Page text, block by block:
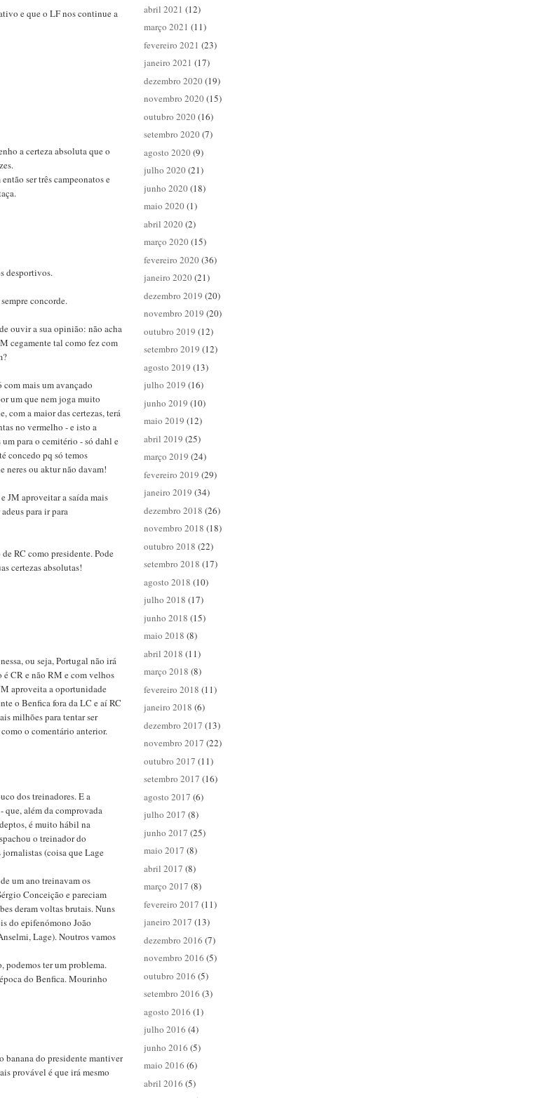
e que o LF nos continue a
a certeza absoluta que o
ser três campeonatos e
desportivos.
concorde.
ouvir a sua opinião: não acha
cegamente tal como fez com
mais um avançado
um que nem joga muito
com a maior das certezas, terá
no vermelho - e isto a
para o cemitério - só dahl e
concedo pq só temos
neres ou aktur não davam!
JM aproveitar a saída mais
para ir para
RC como presidente. Pode
certezas absolutas!
ou seja, Portugal não irá
é CR e não RM e com velhos
aproveita a oportunidade
o Benfica fora da LC e aí RC
milhões para tentar ser
o comentário anterior.
dos treinadores. E a
que, além da comprovada
é muito hábil na
o treinador do
(coisa que Lage
um ano treinavam os
Conceição e pareciam
deram voltas brutais. Nuns
do epifenómono João
Lage). Noutros vamos
podemos ter um problema.
do Benfica. Mourinho
banana do presidente mantiver
provável é que irá mesmo
abril 2021 (12)
março 2021 (11)
fevereiro 2021 (23)
janeiro 2021 (17)
dezembro 2020(19)
novembro 2020(15)
outubro 2020(16)
setembro 2020(7)
agosto 2020(9)
julho 2020(21)
junho 2020(18)
maio 2020(1)
abril 2020(2)
março 2020(15)
fevereiro 2020(36)
janeiro 2020(21)
dezembro 2019 (20)
novembro 2019 (20)
outubro 2019 (12)
setembro 2019 (12)
agosto 2019 (13)
julho 2019 (16)
junho 2019 (10)
maio 2019 (12)
abril 2019 (25)
março 2019 (24)
fevereiro 2019 (29)
janeiro 2019 (34)
dezembro 2018 (26)
novembro 2018 (18)
outubro 2018 (22)
setembro 2018 (17)
agosto 2018 (10)
julho 2018 (17)
junho 2018 (15)
maio 2018 (8)
abril 2018 (11)
março 2018 (8)
fevereiro 2018 (11)
janeiro 2018 (6)
dezembro 2017 (13)
novembro 2017 (22)
outubro 2017 (11)
setembro 2017 (16)
agosto 2017 (6)
julho 2017 (8)
junho 2017 (25)
maio 2017 (8)
abril 2017 (8)
março 2017 (8)
fevereiro 2017 (11)
janeiro 2017 (13)
dezembro 2016 (7)
novembro 2016 (5)
outubro 2016 (5)
setembro 2016 (3)
agosto 2016 (1)
julho 2016 (4)
junho 2016 (5)
maio 2016 (6)
abril 2016 (5)